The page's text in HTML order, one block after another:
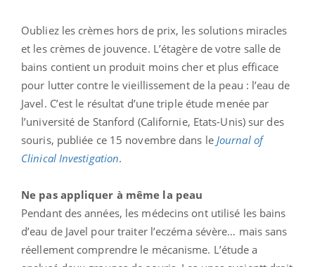
Oubliez les crèmes hors de prix, les solutions miracles
et les crèmes de jouvence. L’étagère de votre salle de
bains contient un produit moins cher et plus efficace
pour lutter contre le vieillissement de la peau : l’eau de
Javel. C’est le résultat d’une triple étude menée par
l’université de Stanford (Californie, Etats-Unis) sur des
souris, publiée ce 15 novembre dans le Journal of
Clinical Investigation.
Ne pas appliquer à même la peau
Pendant des années, les médecins ont utilisé les bains
d’eau de Javel pour traiter l’eczéma sévère… mais sans
réellement comprendre le mécanisme. L’étude a